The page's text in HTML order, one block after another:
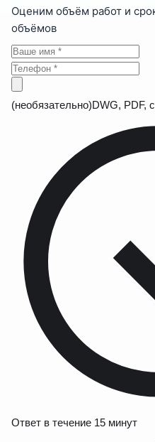
Оценим объём работ и
объёмов
(необязательно)DWG, PDF,
Ответ в течение 15 минут